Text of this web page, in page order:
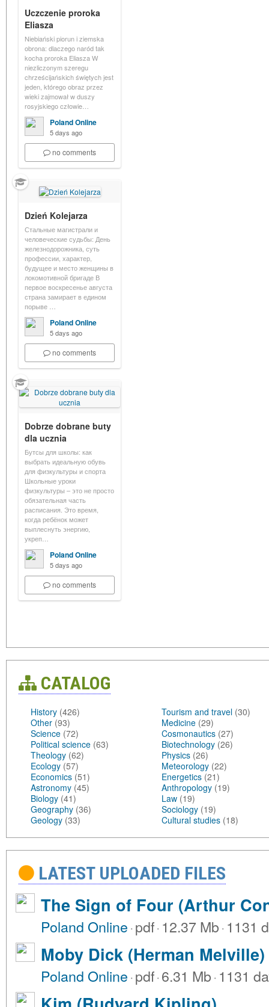
Uczczenie proroka
Eliasza
Niebiański piorun i ziemska
obrona: dlaczego naród tak
kocha proroka Eliasza W
niezliczonym szeregu
chrześcijańskich świętych jest
jeden, którego obraz przez
wieki zajmował w duszy
rosyjskiego człowie…
Poland Online
5 days ago
no comments
Dzień Kolejarza
Стальные магистрали и
человеческие судьбы: День
железнодорожника, суть
профессии, характер,
будущее и место женщины в
локомотивной бригаде В
первое воскресенье августа
страна замирает в едином
порыве …
Poland Online
5 days ago
no comments
Dobrze dobrane buty
dla ucznia
Бутсы для школы: как
выбрать идеальную обувь
для физкультуры и спорта
Школьные уроки
физкультуры – это не просто
обязательная часть
расписания. Это время,
когда ребёнок может
выплеснуть энергию,
укреп…
Poland Online
5 days ago
no comments
CATALOG
History (426)
Other (93)
Science (72)
Political science (63)
Theology (62)
Ecology (57)
Economics (51)
Astronomy (45)
Biology (41)
Geography (36)
Geology (33)
Tourism and travel (30)
Medicine (29)
Cosmonautics (27)
Biotechnology (26)
Physics (26)
Meteorology (22)
Energetics (21)
Anthropology (19)
Law (19)
Sociology (19)
Cultural studies (18)
LATEST UPLOADED FILES
The Sign of Four (Arthur
Poland Online·pdf·12.37 Mb·1131
Moby Dick (Herman Melville)
Poland Online·pdf·6.31 Mb·1131